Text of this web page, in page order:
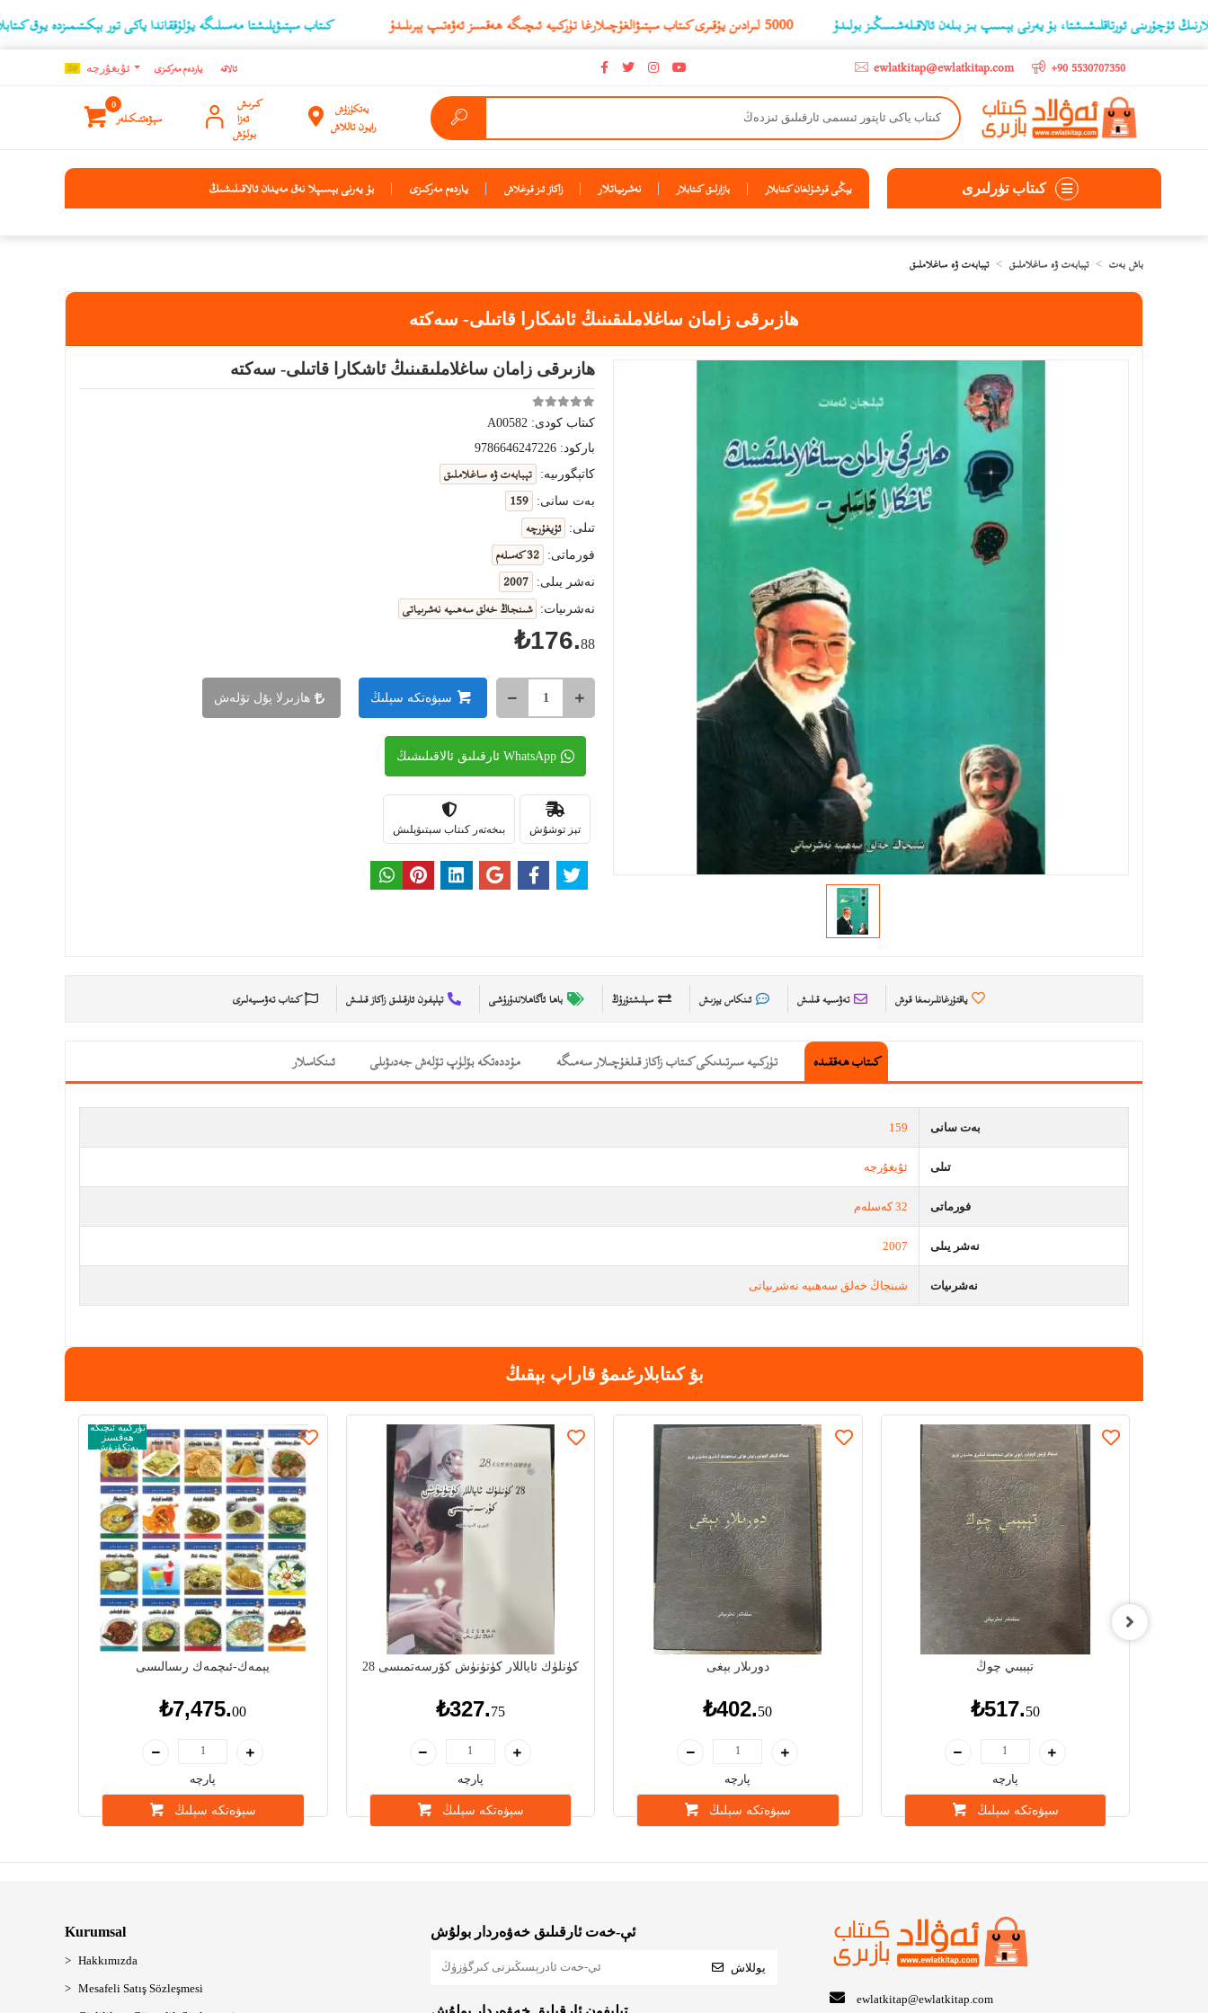
كىتاب سېتىۋېلىشتا مەسىلىگە يۇلۇققاندا ياكى تور بېكىتىمىزدە يوق كىتابلارنىڭ ‫5000 لىرادىن يۇقىرى كىتاب سېتىۋالغۇچىلارغا تۈركىيە ئىچىگە ھەقسىز ئەۋەتىپ ېېرىلىدۇ ئورتاقلىشىشتا، بۇ يەرنى بېسىپ بىز بىلەن ئالاقىلەشسىڭىز بولىدۇ
+90 5530707350
ewlatkitap@ewlatkitap.com ئۇيغۇرچه ياردەم مەركىزى ئالاقە
يەتكۈزۈش
رايون تاللاش
كىرىش
ئەزا
بولۇش
0
سېۋەتتىكىلەر
كىتاب تۈرلىرى يېڭى قوشۇلغان كىتابلار بازارلىق كىتابلار نەشرىياتلار زاكاز ئىز قوغلاش ياردەم مەركىزى بۇ يەرنى بېسىپلا نەق مەيدان ئالاقىلىشىڭ
باش بەت تېبابەت ۋە ساغلاملىق تېبابەت ۋە ساغلاملىق
ھازىرقى زامان ساغلاملىقىنىڭ ئاشكارا قاتىلى- سەكتە
ھازىرقى زامان ساغلاملىقىنىڭ ئاشكارا قاتىلى- سەكتە
كىتاب كودى: A00582
باركود: 9786646247226
كاتېگورىيە:
تېبابەت ۋە ساغلاملىق
بەت سانى: 159
تىلى: ئۇيغۇرچە
فورماتى: 32 كەسلەم
نەشر يىلى: 2007
نەشرىيات: شىنجاڭ خەلق سەھىيە نەشرىياتى
₺176.88
سېۋەتكە سېلىڭ ھازىرلا پۇل تۆلەش
WhatsApp ئارقىلىق ئالاقىلىشىڭ
تېز توشۇش بىخەتەر كىتاب سېتىۋېلىش
ياقتۇرغانلىرىمغا قوش تەۋسىيە قىلىش ئىنكاس يېزىش سېلىشتۇرۇڭ باھا ئاگاھلاندۇرۇشى تېلېفون ئارقىلىق زاكاز قىلىش كىتاب تەۋسىيەلىرى
كىتاب ھەققىدە تۈركىيە سىرتىدىكى كىتاب زاكاز قىلغۇچىلار سەمىگە مۇددەتكە بۆلۈپ تۆلەش جەدىۋىلى ئىنكاسلار
بەت سانى 159
تىلى ئۇيغۇرچە
فورماتى 32 كەسلەم
نەشر يىلى 2007
نەشرىيات شىنجاڭ خەلق سەھىيە نەشرىياتى
بۇ كىتابلارغىمۇ قاراپ بېقىڭ
تۈركىيە ئىچىگە
ھەقسىز
يەتكۈزۈش
يېمەك-ئىچمەك رىسالىسى
₺7,475.00
پارچە
سېۋەتكە سېلىڭ
28 كۈنلۈك ئاياللار كۈتۈنۈش كۆرسەتمىسى
₺327.75
پارچە
سېۋەتكە سېلىڭ
دورىلار بېغى
₺402.50
پارچە
سېۋەتكە سېلىڭ
تېببىي چوڭ
₺517.50
پارچە
سېۋەتكە سېلىڭ
ewlatkitap@ewlatkitap.com
ئې-خەت ئارقىلىق خەۋەردار بولۇش
يوللاش
Kurumsal
Hakkımızda
Mesafeli Satış Sözleşmesi